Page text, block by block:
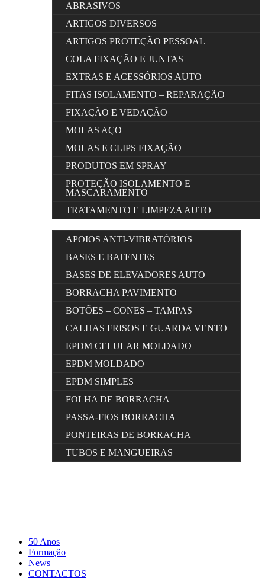
ABRASIVOS
ARTIGOS DIVERSOS
ARTIGOS PROTEÇÃO PESSOAL
COLA FIXAÇÃO E JUNTAS
EXTRAS E ACESSÓRIOS AUTO
FITAS ISOLAMENTO – REPARAÇÃO
FIXAÇÃO E VEDAÇÃO
MOLAS AÇO
MOLAS E CLIPS FIXAÇÃO
PRODUTOS EM SPRAY
PROTEÇÃO ISOLAMENTO E
MASCARAMENTO
TRATAMENTO E LIMPEZA AUTO
APOIOS ANTI-VIBRATÓRIOS
BASES E BATENTES
BASES DE ELEVADORES AUTO
BORRACHA PAVIMENTO
BOTÕES – CONES – TAMPAS
CALHAS FRISOS E GUARDA VENTO
EPDM CELULAR MOLDADO
EPDM MOLDADO
EPDM SIMPLES
FOLHA DE BORRACHA
PASSA-FIOS BORRACHA
PONTEIRAS DE BORRACHA
TUBOS E MANGUEIRAS
50 Anos
Formação
News
CONTACTOS